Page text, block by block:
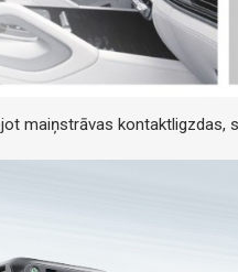
maiņstrāvas kontaktligzdas,